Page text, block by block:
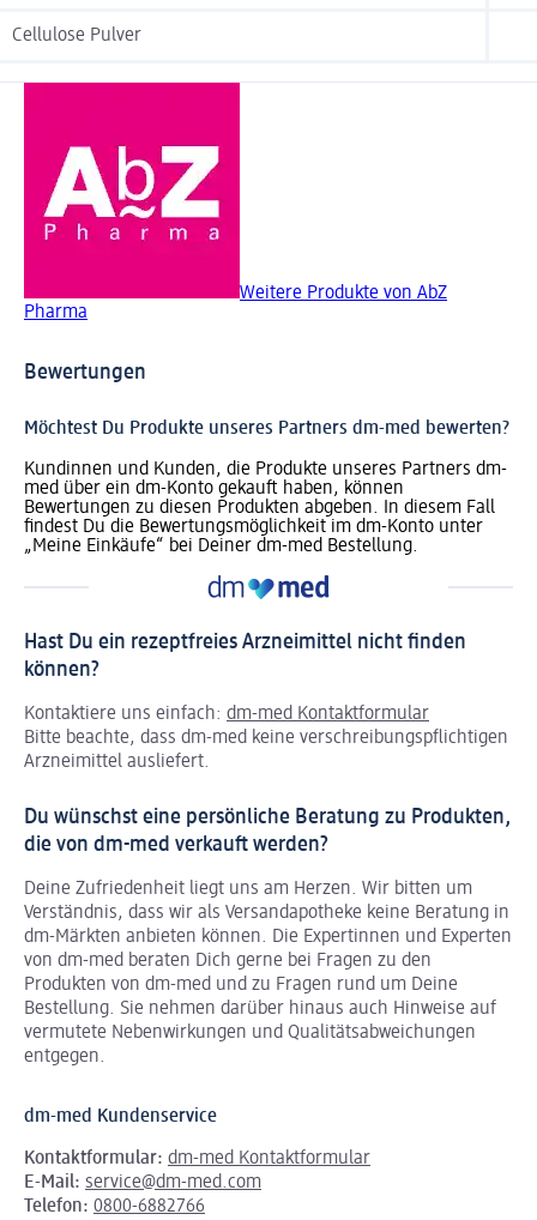
Cellulose Pulver
Weitere Produkte von AbZ
Pharma
Bewertungen
Möchtest Du Produkte unseres Partners dm-med bewerten?
Kundinnen und Kunden, die Produkte unseres Partners dm-
med über ein dm-Konto gekauft haben, können
Bewertungen zu diesen Produkten abgeben. In diesem Fall
findest Du die Bewertungsmöglichkeit im dm-Konto unter
„Meine Einkäufe“ bei Deiner dm-med Bestellung.
Hast Du ein rezeptfreies Arzneimittel nicht finden
können?
Kontaktiere uns einfach: dm-med Kontaktformular
Bitte beachte, dass dm-med keine verschreibungspflichtigen
Arzneimittel ausliefert.
Du wünschst eine persönliche Beratung zu Produkten,
die von dm-med verkauft werden?
Deine Zufriedenheit liegt uns am Herzen. Wir bitten um
Verständnis, dass wir als Versandapotheke keine Beratung in
dm-Märkten anbieten können. Die Expertinnen und Experten
von dm-med beraten Dich gerne bei Fragen zu den
Produkten von dm-med und zu Fragen rund um Deine
Bestellung. Sie nehmen darüber hinaus auch Hinweise auf
vermutete Nebenwirkungen und Qualitätsabweichungen
entgegen.
dm-med Kundenservice
Kontaktformular: dm-med Kontaktformular
E-Mail: service@dm-med.com
Telefon: 0800-6882766